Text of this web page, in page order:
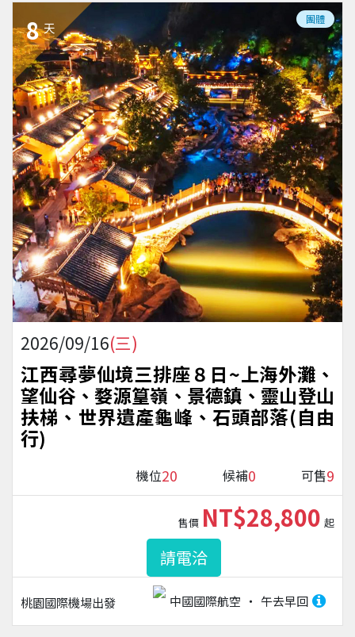
8 天
團體
2026/09/16(三)
江西尋夢仙境三排座８日~上海外灘、
望仙谷、婺源篁嶺、景德鎮、靈山登山
扶梯、世界遺產龜峰、石頭部落(自由
行)
機位20 候補0 可售9
桃園國際機場出發 中國國際航空 午去早回
售價 NT$28,800 起
請電洽